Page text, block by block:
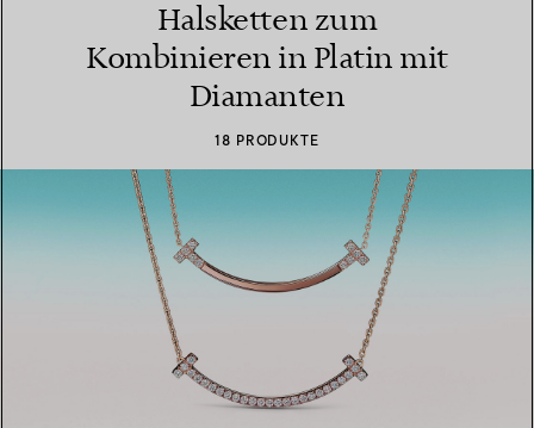
Halsketten zum
Kombinieren in Platin mit
Diamanten
18 PRODUKTE